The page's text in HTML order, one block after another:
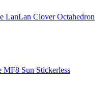
LanLan Clover Octahedron
MF8 Sun Stickerless